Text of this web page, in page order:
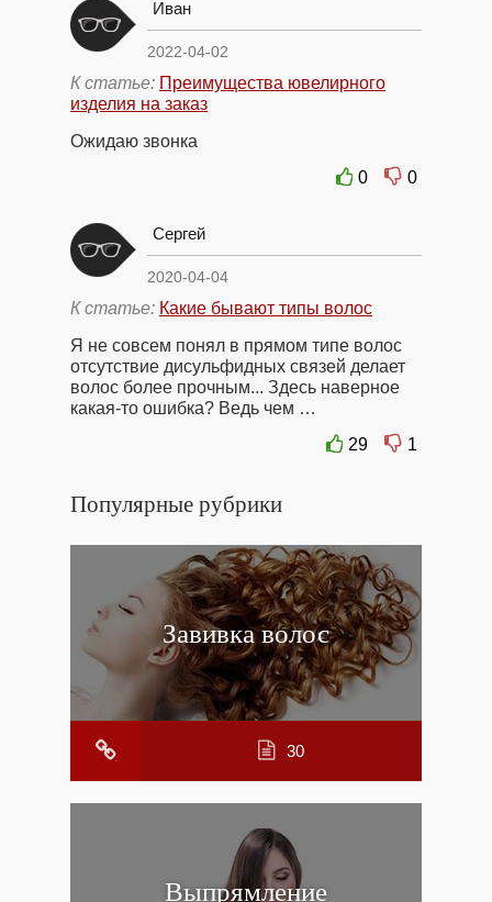
Иван
2022-04-02
К статье: Преимущества ювелирного
изделия на заказ
Ожидаю звонка
0
0
Сергей
2020-04-04
К статье: Какие бывают типы волос
Я не совсем понял в прямом типе волос
отсутствие дисульфидных связей делает
волос более прочным... Здесь наверное
какая-то ошибка? Ведь чем …
29
1
Популярные рубрики
Завивка волос
30
Выпрямление